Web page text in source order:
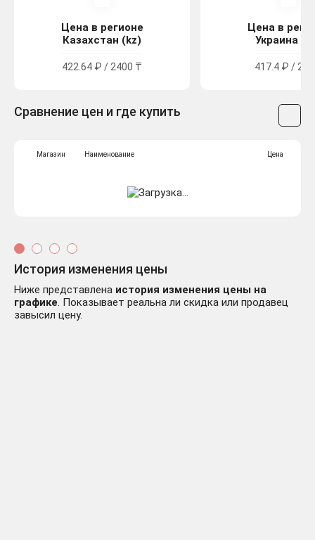
Цена в регионе
Казахстан (kz)
422.64 ₽ / 2400 ₸
Цена в
Украина
417.4 ₽ /
Сравнение цен и где купить
Магазин Наименование Цена
История изменения цены
Ниже представлена история изменения цены на
графике. Показывает реальна ли скидка или продавец
завысил цену.